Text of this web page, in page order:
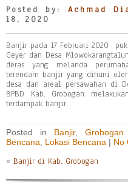
Posted by: Achmad
18, 2020
Banjir pada 17 Februari 2020
Geyer dan Desa
deras yang melanda
terendam banjir yang dihuni
desa dan areal persawahan di
BPBD Kab. Grobogan
terdampak banjir.
Posted in Banjir,
Bencana
Lokasi Bencana | No
« Banjir di Kab. Grobogan